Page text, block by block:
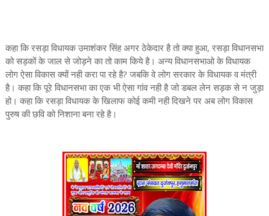
कहा कि रसड़ा विधायक उमाशंकर सिंह अगर ठेकेदार है तो क्या हुआ, रसड़ा विधानसभा
को सड़कों के जाल से जोड़ने का तो काम किये है। अन्य विधानसभाओ के विधायक
लोग ऐसा विकास क्यों नही करा पा रहे है? जबकि वे लोग सरकार के विधायक व मंत्री
है। कहा कि पूरे विधानसभा का एक भी ऐसा गांव नही है जो डबल लेन सड़क से न जुड़ा
हो। कहा कि रसड़ा विधायक के खिलाफ कोई कमी नही दिखने पर अब लोग विकास
पुरुष की छवि को निशाना बना रहे है।